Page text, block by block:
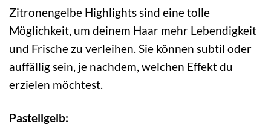
Zitronengelbe Highlights sind eine tolle
Möglichkeit, um deinem Haar mehr Lebendigkeit
und Frische zu verleihen. Sie können subtil oder
auffällig sein, je nachdem, welchen Effekt du
erzielen möchtest.
Pastellgelb: